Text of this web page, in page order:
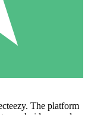
The platform